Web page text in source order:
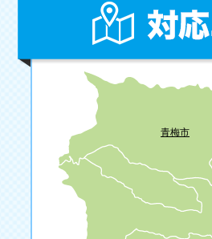
青梅市